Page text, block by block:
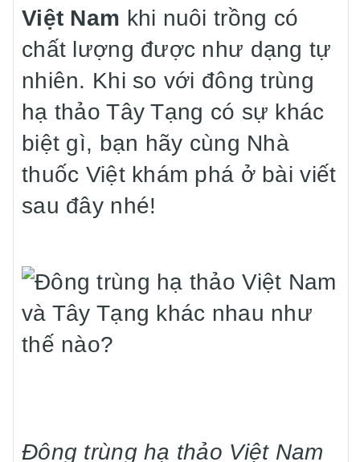
Việt Nam khi nuôi trồng có
chất lượng được như dạng tự
nhiên. Khi so với đông trùng
hạ thảo Tây Tạng có sự khác
biệt gì, bạn hãy cùng Nhà
thuốc Việt khám phá ở bài viết
sau đây nhé!
Đông trùng hạ thảo Việt Nam